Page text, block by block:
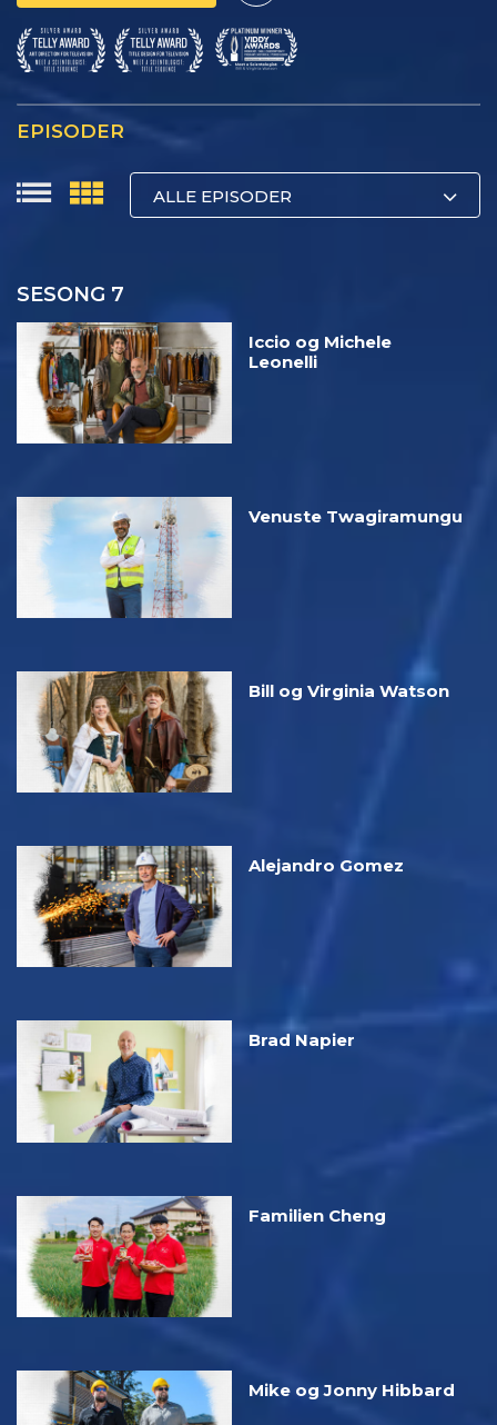
EPISODER
ALLE EPISODER
SESONG 7
Iccio og Michele
Leonelli
Venuste Twagiramungu
Bill og Virginia Watson
Alejandro Gomez
Brad Napier
Familien Cheng
Mike og Jonny Hibbard